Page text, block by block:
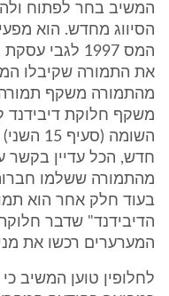
המשיב בחר לפתוח
הסיווג מחדש. הוא
המס 1997
את התמורה שקיבלו
מהתמורה משקף
משקף חלוקת דיבידנד
השומה
חדש, הכל עדיין בקשר
מהתמורה ששלמו
בעוד חלק אחר הוא
הדיבידנד" שדבר
המערערים רכשו את
לחלופין טוען המשיב